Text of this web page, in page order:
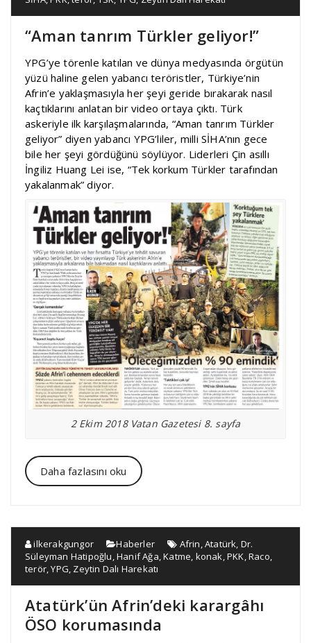
“Aman tanrım Türkler geliyor!”
YPG’ye törenle katılan ve dünya medyasında örgütün
yüzü haline gelen yabancı teröristler, Türkiye’nin
Afrin’e yaklaşmasıyla her şeyi geride bırakarak nasıl
kaçtıklarını anlatan bir video ortaya çıktı. Türk
askeriyle ilk karşılaşmalarında, “Aman tanrım Türkler
geliyor” diyen yabancı YPG’liler, milli SİHA’nın gece
bile her şeyi gördüğünü söylüyor. Liderleri Çin asıllı
İngiliz Huang Lei ise, “Tek korkum Türkler tarafından
yakalanmak” diyor.
2 Ekim 2018 Vatan Gazetesi 8. sayfa
Daha fazlasını oku
ilkerakgungor Haberler Afrin,Atatürk, Dr.
Süleyman Hatipoğlu,Hanif Ağa,Katme, konak,PKK,Raco,
terör,YPG, Zeytin Dalı Harekatı
Atatürk’ün Afrin’deki karargâhı
ÖSO korumasında